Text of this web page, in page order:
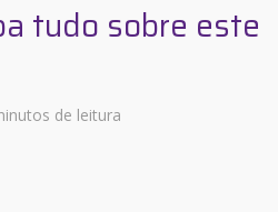
tudo sobre este
de leitura